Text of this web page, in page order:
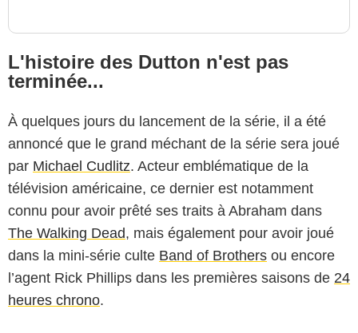
L'histoire des Dutton n'est pas
terminée...
À quelques jours du lancement de la série, il a été
annoncé que le grand méchant de la série sera joué
par Michael Cudlitz. Acteur emblématique de la
télévision américaine, ce dernier est notamment
connu pour avoir prêté ses traits à Abraham dans
The Walking Dead, mais également pour avoir joué
dans la mini-série culte Band of Brothers ou encore
l’agent Rick Phillips dans les premières saisons de 24
heures chrono.